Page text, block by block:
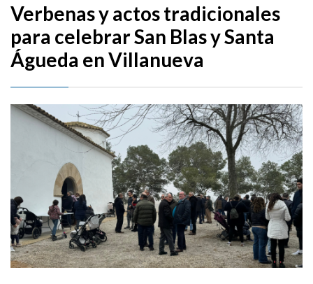
Verbenas y actos tradicionales
para celebrar San Blas y Santa
Águeda en Villanueva